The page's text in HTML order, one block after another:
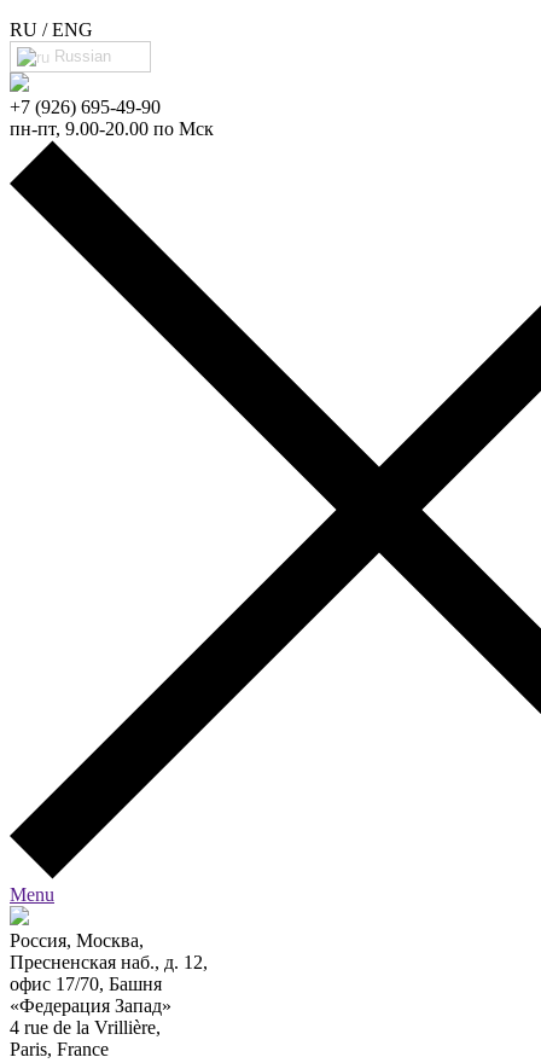
RU / ENG
Russian
+7 (926) 695-49-90
пн-пт, 9.00-20.00 по Мск
Menu
Россия, Москва,
Пресненская наб., д. 12,
офис 17/70, Башня
«Федерация Запад»
4 rue de la Vrillière,
Paris, France